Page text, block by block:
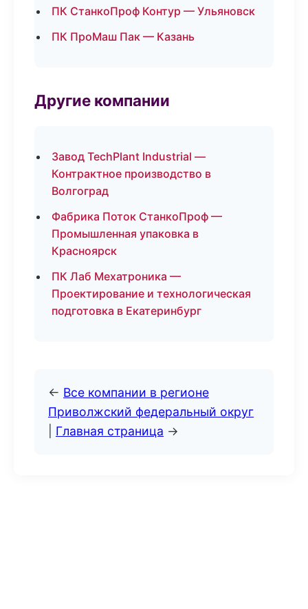
ПК СтанкоПроф Контур — Ульяновск
ПК ПроМаш Пак — Казань
Другие компании
Завод TechPlant Industrial —
Контрактное производство в
Волгоград
Фабрика Поток СтанкоПроф —
Промышленная упаковка в
Красноярск
ПК Лаб Мехатроника —
Проектирование и технологическая
подготовка в Екатеринбург
← Все компании в регионе
Приволжский федеральный округ
Главная страница →